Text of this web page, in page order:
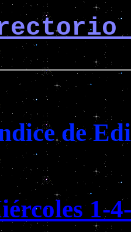
de
1-